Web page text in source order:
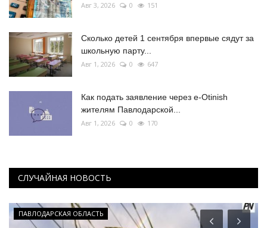
Авг 3, 2026 0 151
Сколько детей 1 сентября впервые сядут за
школьную парту...
Авг 1, 2026 0 647
Как подать заявление через e-Otinish
жителям Павлодарской...
Авг 1, 2026 0 170
СЛУЧАЙНАЯ НОВОСТЬ
ПАВЛОДАРСКАЯ ОБЛАСТЬ